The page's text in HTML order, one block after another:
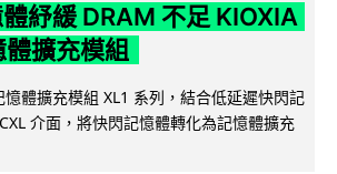
紓緩 DRAM 不足 KIOXIA
擴充模組
體擴充模組 XL1 系列，結合低延遲快閃記
介面，將快閃記憶體轉化為記憶體擴充